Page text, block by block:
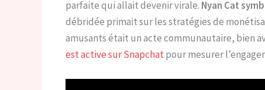
parfaite qui allait devenir virale. Nyan Cat
débridée primait sur les stratégies de
amusants était un acte communautaire, bien
est active sur Snapchatpour mesurer